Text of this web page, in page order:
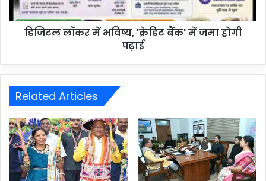
डिजिटल लॉकर में भविष्य, 'क्रेडिट बैंक' में जमा होगी
पढ़ाई
Related Articles